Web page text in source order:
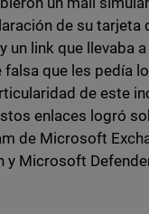
de su tarjeta
un link que llevaba a
falsa que les pedía
de este
enlaces logró
de Microsoft
y Microsoft